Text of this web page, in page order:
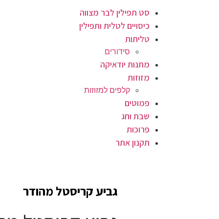
סט תפילין לבר מצווה
כיסויים לטלית ותפילין
טליתות
סידורים
מתנות יודאיקה
מזוזות
קלפים למזוזות
פמוטים
שבת וחג
פרוכות
תקנון אתר
גביע קריסטל מהודר